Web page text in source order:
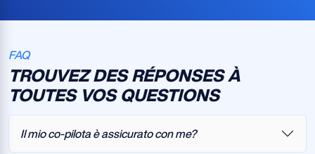
FAQ
TROUVEZ DES RÉPONSES À
TOUTES VOS QUESTIONS
Il mio co-pilota è assicurato con me?